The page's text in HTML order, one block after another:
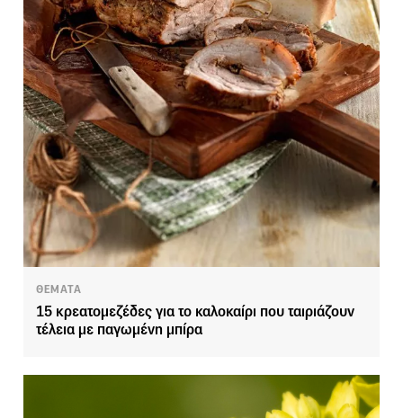
ΘΕΜΑΤΑ
15 κρεατομεζέδες για το καλοκαίρι που ταιριάζουν
τέλεια με παγωμένη μπίρα